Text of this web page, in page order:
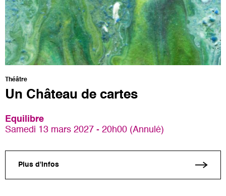
Théâtre
Un Château de cartes
Equilibre
Samedi 13 mars 2027 - 20h00 (Annulé)
Plus d'infos